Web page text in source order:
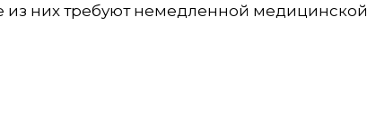
из них требуют немедленной медицинской